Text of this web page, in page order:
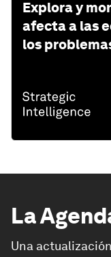
Explora y
afecta a las
los
La
Una